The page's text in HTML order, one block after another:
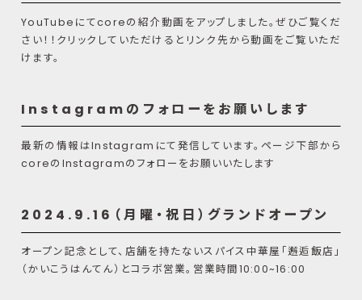
YouTubeにてcoreの紹介動画をアップしました。ぜひご覧くだ
さい！！クリックしていただけるとリンク先から動画をご覧いただ
けます。
Instagramのフォローをお願いします
最新の情報はInstagramにて発信しています。ページ下部から
coreのInstagramのフォローをお願いいたします
2024.9.16（月曜・祝日）グランドオープン
オープン記念として、店舗を持たないスパイス中華屋「邂逅飯店」
（かいこうはんてん）とコラボ営業。営業時間10:00~16:00